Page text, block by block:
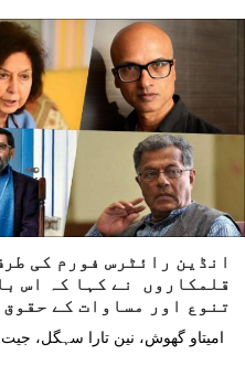
انڈین رائٹرس فورم کی
قلمکاروں نے کہا کہ اس
تنوع اور مساوات کے